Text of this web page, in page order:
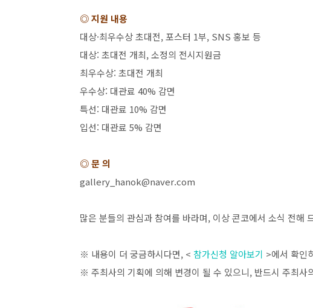
◎ 지원 내용
대상·최우수상 초대전,포스터 1부, SNS 홍보 등
대상: 초대전 개최,소정의 전시지원금
최우수상: 초대전 개최
우수상: 대관료 40% 감면
특선: 대관료 10% 감면
입선: 대관료 5% 감면
◎ 문 의
gallery_hanok@naver.com
많은 분들의 관심과 참여를 바라며, 이상 콘코에서 소식 전해
※ 내용이 더 궁금하시다면, < 참가신청 알아보기 >에서 확인
※ 주최사의 기획에 의해 변경이 될 수 있으니, 반드시 주최사